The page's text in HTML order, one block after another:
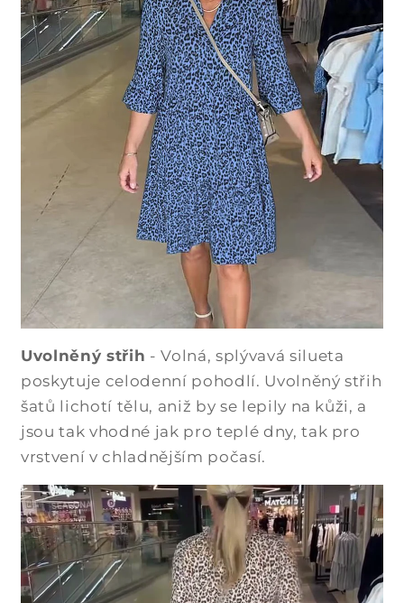
Uvolněný střih - Volná, splývavá silueta
poskytuje celodenní pohodlí. Uvolněný střih
šatů lichotí tělu, aniž by se lepily na kůži, a
jsou tak vhodné jak pro teplé dny, tak pro
vrstvení v chladnějším počasí.